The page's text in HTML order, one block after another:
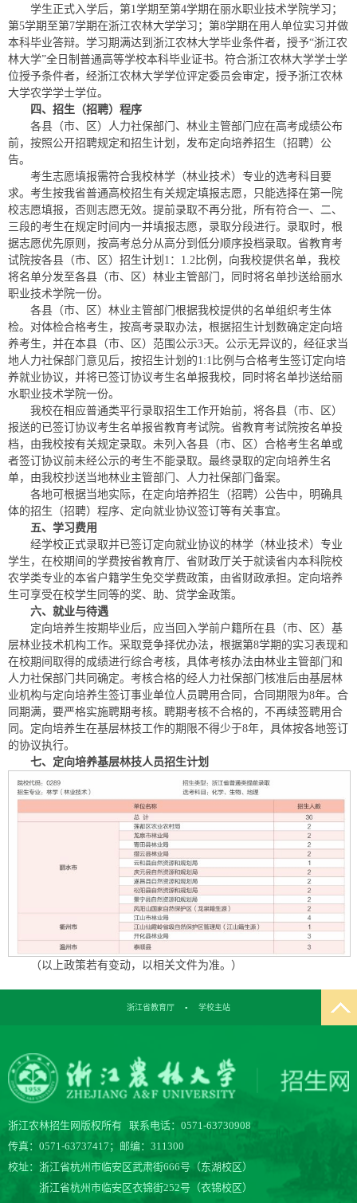
学生正式入学后，第1学期至第4学期在丽水职业技术学院学习；
第5学期至第7学期在浙江农林大学学习；第8学期在用人单位实习并做
本科毕业答辩。学习期满达到浙江农林大学毕业条件者，授予“浙江农
林大学”全日制普通高等学校本科毕业证书。符合浙江农林大学学士学
位授予条件者，经浙江农林大学学位评定委员会审定，授予浙江农林
大学农学学士学位。
四、招生（招聘）程序
各县（市、区）人力社保部门、林业主管部门应在高考成绩公布
前，按照公开招聘规定和招生计划，发布定向培养招生（招聘）公
告。
考生志愿填报需符合我校林学（林业技术）专业的选考科目要
求。考生按我省普通高校招生有关规定填报志愿，只能选择在第一院
校志愿填报，否则志愿无效。提前录取不再分批，所有符合一、二、
三段的考生在规定时间内一并填报志愿，录取分段进行。录取时，根
据志愿优先原则，按高考总分从高分到低分顺序投档录取。省教育考
试院按各县（市、区）招生计划1：1.2比例，向我校提供名单，我校
将名单分发至各县（市、区）林业主管部门，同时将名单抄送给丽水
职业技术学院一份。
各县（市、区）林业主管部门根据我校提供的名单组织考生体
检。对体检合格考生，按高考录取办法，根据招生计划数确定定向培
养考生，并在本县（市、区）范围公示3天。公示无异议的，经征求当
地人力社保部门意见后，按招生计划的1:1比例与合格考生签订定向培
养就业协议，并将已签订协议考生名单报我校，同时将名单抄送给丽
水职业技术学院一份。
我校在相应普通类平行录取招生工作开始前，将各县（市、区）
报送的已签订协议考生名单报省教育考试院。省教育考试院按名单投
档，由我校按有关规定录取。未列入各县（市、区）合格考生名单或
者签订协议前未经公示的考生不能录取。最终录取的定向培养生名
单，由我校抄送当地林业主管部门、人力社保部门备案。
各地可根据当地实际，在定向培养招生（招聘）公告中，明确具
体的招生（招聘）程序、定向就业协议签订等有关事宜。
五、学习费用
经学校正式录取并已签订定向就业协议的林学（林业技术）专业
学生，在校期间的学费按省教育厅、省财政厅关于就读省内本科院校
农学类专业的本省户籍学生免交学费政策，由省财政承担。定向培养
生可享受在校学生同等的奖、助、贷学金政策。
六、就业与待遇
定向培养生按期毕业后，应当回入学前户籍所在县（市、区）基
层林业技术机构工作。采取竞争择优办法，根据第8学期的实习表现和
在校期间取得的成绩进行综合考核，具体考核办法由林业主管部门和
人力社保部门共同确定。考核合格的经人力社保部门核准后由基层林
业机构与定向培养生签订事业单位人员聘用合同，合同期限为8年。合
同期满，要严格实施聘期考核。聘期考核不合格的，不再续签聘用合
同。定向培养生在基层林技工作的期限不得少于8年，具体按各地签订
的协议执行。
七、定向培养基层林技人员招生计划
（以上政策若有变动，以相关文件为准。）
浙江省教育厅 ▪ 学校主站
浙江农林招生网版权所有 联系电话：0571-63730908
传真：0571-63737417；邮编：311300
校址：浙江省杭州市临安区武肃街666号（东湖校区）
浙江省杭州市临安区衣锦街252号（衣锦校区）